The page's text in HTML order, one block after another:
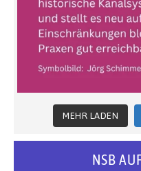
MEHR LADEN
NSB